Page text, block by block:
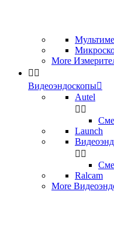
More
 
Видеоэндоскопы
Autel
 
Launch
 
Ralcam
More